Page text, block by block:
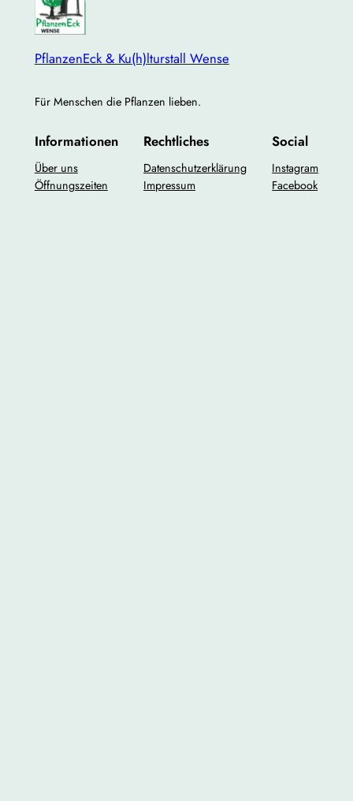
PflanzenEck & Ku(h)lturstall Wense
Für Menschen die Pflanzen lieben.
Informationen
Über uns
Öffnungszeiten
Rechtliches
Datenschutzerklärung
Impressum
Social
Instagram
Facebook